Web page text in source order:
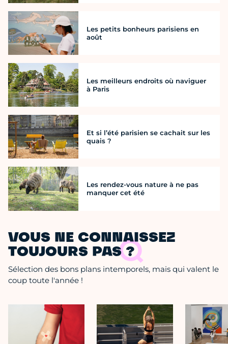
Les petits bonheurs parisiens en
août
Les meilleurs endroits où naviguer
à Paris
Et si l’été parisien se cachait sur les
quais ?
Les rendez-vous nature à ne pas
manquer cet été
VOUS NE CONNAISSEZ
TOUJOURS PAS ?
Sélection des bons plans intemporels, mais qui valent le
coup toute l'année !